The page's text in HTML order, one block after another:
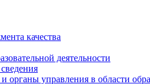
качества
деятельности
органы управления в области